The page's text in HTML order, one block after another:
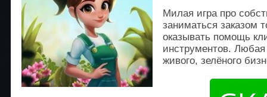
Милая игра про
заниматься заказом
оказывать помощь
инструментов.
живого, зелёного